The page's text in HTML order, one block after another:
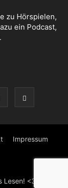
zu Hörspielen,
ein Podcast,
Impressum
Lesen! <3